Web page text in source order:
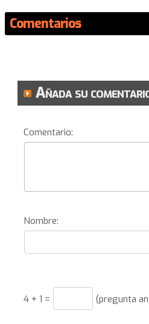
Comentarios
Añada su
Comentario:
Nombre:
4+ 1 = (pregunta